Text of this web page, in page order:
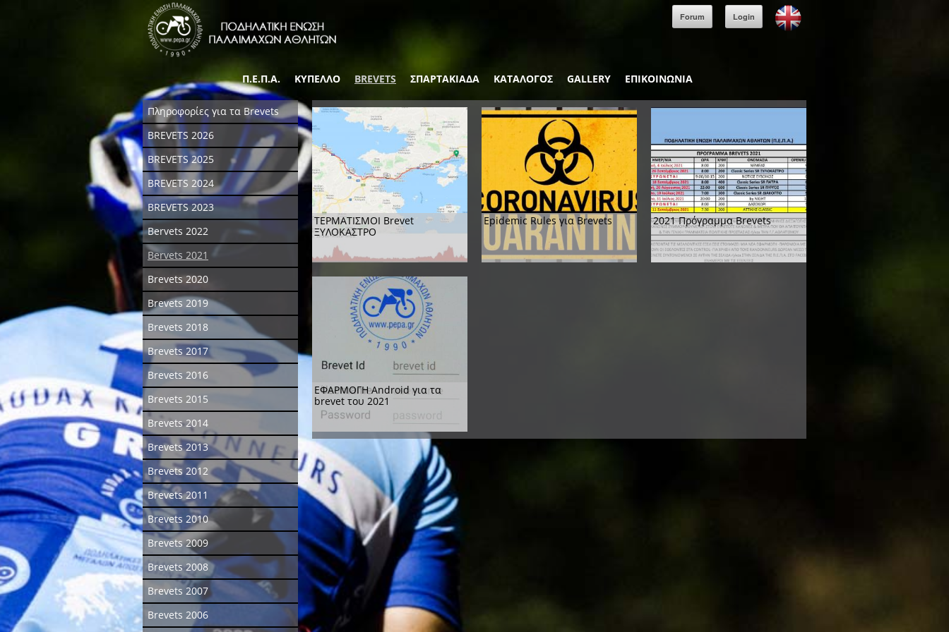
Forum Login
Π.Ε.Π.Α. ΚΥΠΕΛΛΟ BREVETS ΣΠΑΡΤΑΚΙΑΔΑ ΚΑΤΑΛΟΓΟΣ GALLERY ΕΠΙΚΟΙΝΩΝΙΑ
Πληροφορίες για τα Brevets
BREVETS 2026
BREVETS 2025
BREVETS 2024
BREVETS 2023
Bervets 2022
Bervets 2021
Brevets 2020
Brevets 2019
Brevets 2018
Brevets 2017
Brevets 2016
Brevets 2015
Brevets 2014
Brevets 2013
Brevets 2012
Brevets 2011
Brevets 2010
Brevets 2009
Brevets 2008
Brevets 2007
Brevets 2006
ΤΕΡΜΑΤΙΣΜΟΙ Brevet
ΞΥΛΟΚΑΣΤΡΟ
Epidemic Rules για Brevets 2021 Πρόγραμμα Brevets
ΕΦΑΡΜΟΓΗ Android για τα
brevet του 2021